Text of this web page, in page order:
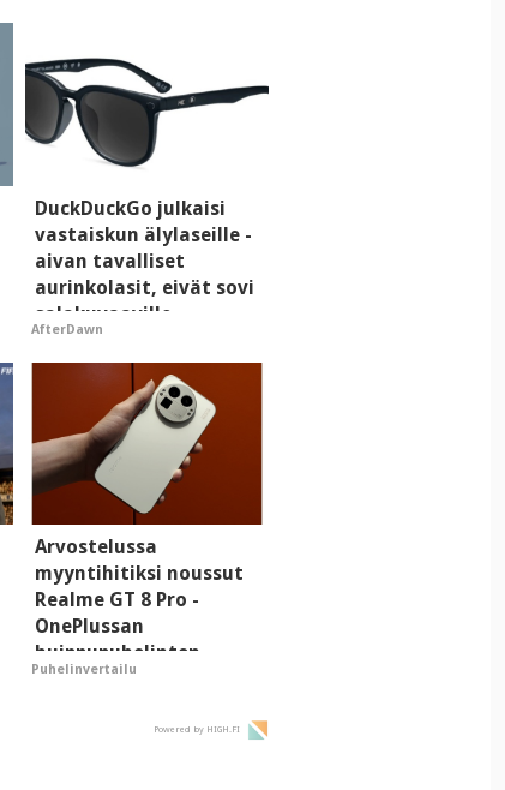
DuckDuckGo julkaisi
vastaiskun älylaseille -
aivan tavalliset
aurinkolasit, eivät sovi
salakuvaaville
hyypiöille
AfterDawn
Arvostelussa
myyntihitiksi noussut
Realme GT 8 Pro -
OnePlussan
huippupuhelinten
"perillinen"
Puhelinvertailu
Powered by HIGH.FI